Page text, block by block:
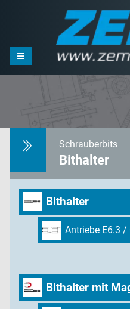
Schrauberbits
Bithalter
Bithalter
Antriebe E6.3 /
Bithalter mit